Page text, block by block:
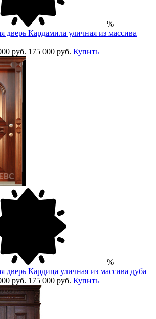
%
дверь Кардамила уличная из массива
руб. 175 000 руб. Купить
%
дверь Кардица уличная из массива дуба
руб. 175 000 руб. Купить